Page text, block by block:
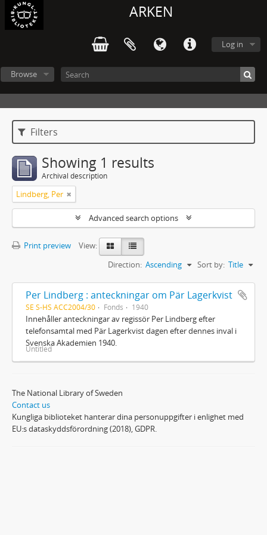
ARKEN
Log in
Browse
Filters
Showing 1 results
Archival description
Lindberg, Per
Advanced search options
Print preview
View:
Sort by: Title
Direction: Ascending
Per Lindberg : anteckningar om Pär Lagerkvist
SE S-HS ACC2004/30 Fonds 1940
Innehåller anteckningar av regissör Per Lindberg efter
telefonsamtal med Pär Lagerkvist dagen efter dennes inval i
Svenska Akademien 1940.
Untitled
The National Library of Sweden
Contact us
Kungliga biblioteket hanterar dina personuppgifter i enlighet med
EU:s dataskyddsförordning (2018), GDPR.